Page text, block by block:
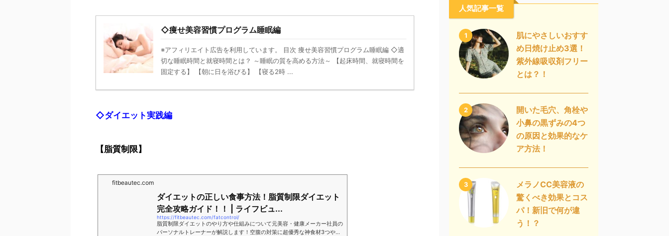
◇痩せ美容習慣プログラム睡眠編
※アフィリエイト広告を利用しています。 目次 痩せ美容習慣プログラム睡眠編 ◇適
切な睡眠時間と就寝時間とは？ ～睡眠の質を高める方法～ 【起床時間、就寝時間を
固定する】 【朝に日を浴びる】 【寝る2時 ...
◇ダイエット実践編
【脂質制限】
fitbeautec.com
ダイエットの正しい食事方法！脂質制限ダイエット
完全攻略ガイド！！ | ライフビュ...
https://fitbeautec.com/fatcontrol/
脂質制限ダイエットのやり方や仕組みについて元美容・健康メーカー社員の
パーソナルトレーナーが解説します！空腹の対策に超優秀な神食材3つや意
人気記事一覧
1
肌にやさしいおすす
め日焼け止め3選！
紫外線吸収剤フリー
とは？！
2
開いた毛穴、角栓や
小鼻の黒ずみの4つ
の原因と効果的なケ
ア方法！
3
メラノCC美容液の
驚くべき効果とコス
パ！新旧で何が違
う！？